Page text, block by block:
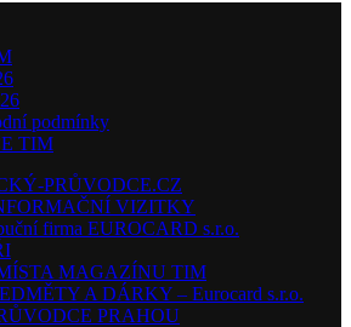
podmínky
TIM
PRŮVODCE.CZ
VIZITKY
firma EUROCARD s.r.o.
MAGAZÍNU TIM
A DÁRKY – Eurocard s.r.o.
PRAHOU